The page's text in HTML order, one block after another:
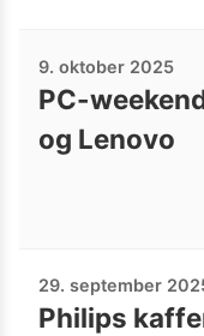
9. oktober 2025
PC-
og Lenovo
29. september
Philips